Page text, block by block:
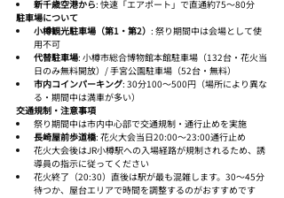
新千歳空港から: 快速「エアポート」で直通約75〜80分
駐車場について
小樽観光駐車場（第1・第2） : 祭り期間中は会場として使
用不可
代替駐車場: 小樽市総合博物館本館駐車場（132台・花火当
日のみ無料開放）/ 手宮公園駐車場（52台・無料）
市内コインパーキング: 30分100〜500円（場所により異な
る・期間中は満車が多い）
交通規制・注意事項
祭り期間中は市内中心部で交通規制・通行止めを実施
長崎屋前歩道橋: 花火大会当日20:00〜23:00通行止め
花火大会後はJR小樽駅への入場経路が規制されるため、誘
導員の指示に従ってください
花火終了（20:30）直後は駅が最も混雑します。30〜45分
待つか、屋台エリアで時間を調整するのがおすすめです